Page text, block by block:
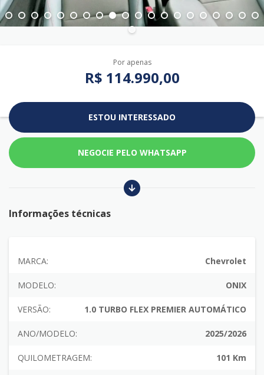
Por apenas
R$ 114.990,00
ESTOU INTERESSADO
NEGOCIE PELO WHATSAPP
Informações técnicas
MARCA: Chevrolet
MODELO: ONIX
VERSÃO: 1.0 TURBO FLEX PREMIER AUTOMÁTICO
ANO/MODELO: 2025/2026
QUILOMETRAGEM: 101 Km